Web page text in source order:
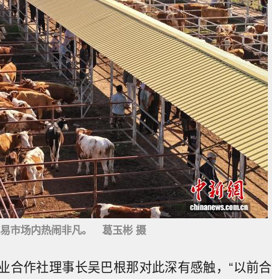
市场内热闹非凡。 葛玉彬 摄
合作社理事长吴巴根那对此深有感触，“以前合